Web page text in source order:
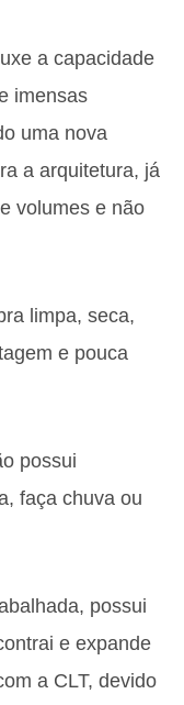
a capacidade
imensas
uma nova
a arquitetura, já
volumes e não
limpa, seca,
e pouca
possui
faça chuva ou
possui
e expande
a CLT, devido